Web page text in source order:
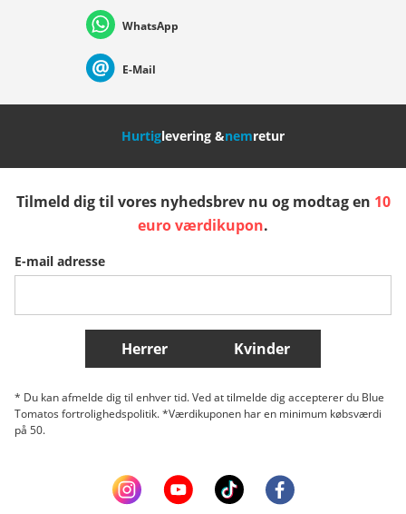
Nederland Italia (Italiano) Italien (Deutsch)
Slovenija
Belgique (Français) Danmark Norge
Flere lande
WhatsApp
E-Mail
Hurtiglevering &nemretur
Tilmeld dig til vores nyhedsbrev nu og modtag en 10
euro værdikupon.
E-mail adresse
Herrer Kvinder
* Du kan afmelde dig til enhver tid. Ved at tilmelde dig accepterer du Blue
Tomatos fortrolighedspolitik. *Værdikuponen har en minimum købsværdi
på 50.